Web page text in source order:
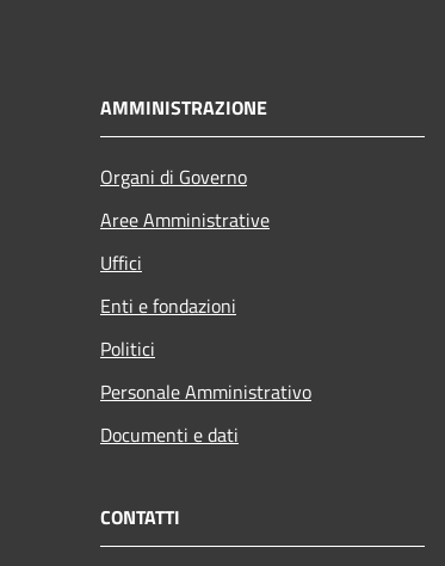
AMMINISTRAZIONE
Organi di Governo
Aree Amministrative
Uffici
Enti e fondazioni
Politici
Personale Amministrativo
Documenti e dati
CONTATTI